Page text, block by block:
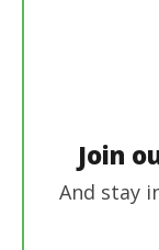
Join
And stay